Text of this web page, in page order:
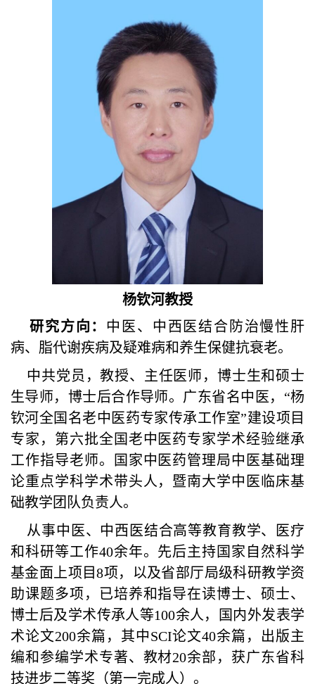
杨钦河教授
研究方向： 中医、中西医结合防治慢性肝
病、脂代谢疾病及疑难病和养生保健抗衰老。
中共党员，教授、主任医师，博士生和硕士
生导师，博士后合作导师。广东省名中医，“杨
钦河全国名老中医药专家传承工作室”建设项目
专家，第六批全国老中医药专家学术经验继承
工作指导老师。国家中医药管理局中医基础理
论重点学科学术带头人，暨南大学中医临床基
础教学团队负责人。
从事中医、中西医结合高等教育教学、医疗
和科研等工作40余年。先后主持国家自然科学
基金面上项目8项，以及省部厅局级科研教学资
助课题多项，已培养和指导在读博士、硕士、
博士后及学术传承人等100余人，国内外发表学
术论文200余篇，其中SCI论文40余篇，出版主
编和参编学术专著、教材20余部，获广东省科
技进步二等奖（第一完成人）。